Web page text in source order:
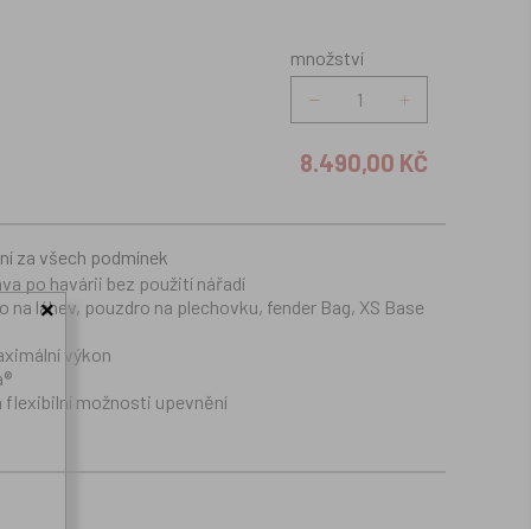
množství
množství
8.490,00 KČ
za všech podmínek
po havárii bez použití nářadí
láhev, pouzdro na plechovku, fender Bag, XS Base
výkon
flexibilní možnosti upevnění
×